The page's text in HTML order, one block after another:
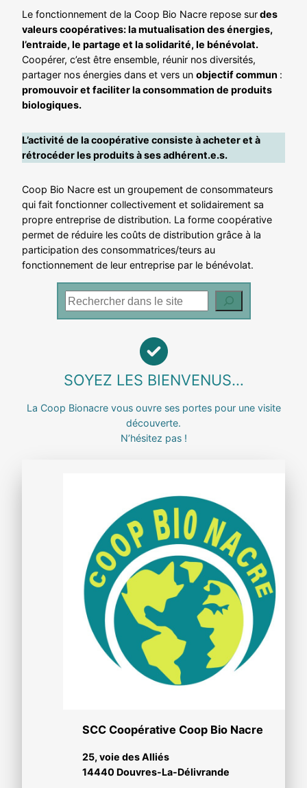
Le fonctionnement de la Coop Bio Nacre repose surdes
valeurs coopératives: la mutualisation des énergies,
l’entraide, le partage et la solidarité, le bénévolat.
Coopérer, c’est être ensemble, réunir nos diversités,
partager nos énergies dans et vers un objectif commun :
promouvoir et faciliter la consommation de produits
biologiques.
L’activité de la coopérative consiste à acheter et à
rétrocéder les produits à ses adhérent.e.s.
Coop Bio Nacre est un groupement de consommateurs
qui fait fonctionner collectivement et solidairement sa
propre entreprise de distribution. La forme coopérative
permet de réduire les coûts de distribution grâce à la
participation des consommatrices/teurs au
fonctionnement de leur entreprise par le bénévolat.
Rechercher
dans
SOYEZ LES BIENVENUS…
La Coop Bionacre vous ouvre ses portes pour une visite
découverte.
N’hésitez pas !
SCC Coopérative Coop Bio Nacre
25, voie des Alliés
14440 Douvres-La-Délivrande